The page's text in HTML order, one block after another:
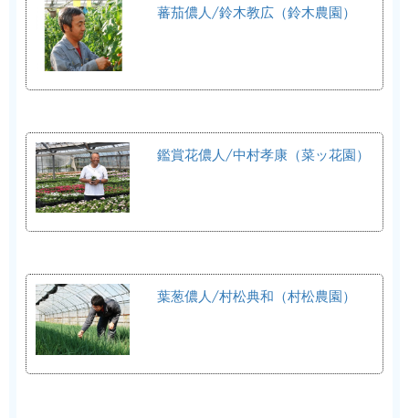
蕃茄儂人/鈴木教広（鈴木農園）
鑑賞花儂人/中村孝康（菜ッ花園）
葉葱儂人/村松典和（村松農園）